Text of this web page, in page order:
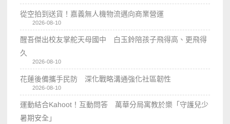
從空拍到送貨！嘉義無人機物流邁向商業營運
2026-08-10
醒吾傑出校友掌舵天母國中 白玉鈴陪孩子飛得高、更飛得
久
2026-08-10
花蓮後備攜手民防 深化戰略溝通強化社區韌性
2026-08-10
運動結合Kahoot！互動問答 萬華分局寓教於樂「守護兒少
暑期安全」